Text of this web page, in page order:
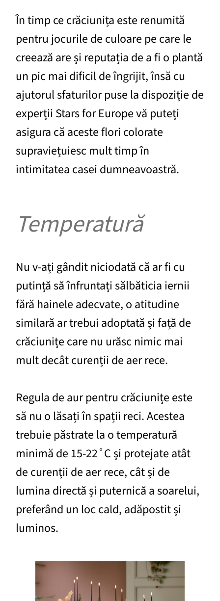
În timp ce crăciunița este renumită
pentru jocurile de culoare pe care le
creează are și reputația de a fi o plantă
un pic mai dificil de îngrijit, însă cu
ajutorul sfaturilor puse la dispoziție de
experții Stars for Europe vă puteți
asigura că aceste flori colorate
supraviețuiesc mult timp în
intimitatea casei dumneavoastră.
Temperatură
Nu v-ați gândit niciodată că ar fi cu
putință să înfruntați sălbăticia iernii
fără hainele adecvate, o atitudine
similară ar trebui adoptată și față de
crăciunițe care nu urăsc nimic mai
mult decât curenții de aer rece.
Regula de aur pentru crăciunițe este
să nu o lăsați în spații reci. Acestea
trebuie păstrate la o temperatură
minimă de 15-22˚C și protejate atât
de curenții de aer rece, cât și de
lumina directă și puternică a soarelui,
preferând un loc cald, adăpostit și
luminos.